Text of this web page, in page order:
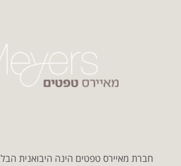
חברת מאיירס טפטים הינה היבואנית